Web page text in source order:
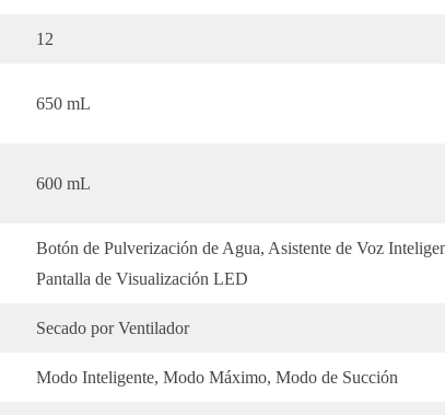
12
650 mL
600 mL
Botón de Pulverización de Agua, Asistente de Voz
Pantalla de Visualización LED
Secado por Ventilador
Modo Inteligente, Modo Máximo, Modo de Succión